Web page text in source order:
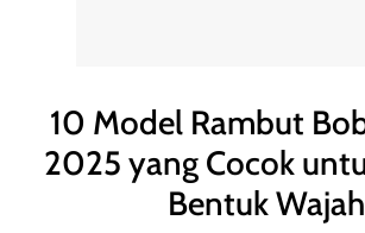
10 Model Rambut
2025 yang Cocok
Bentuk Wajah